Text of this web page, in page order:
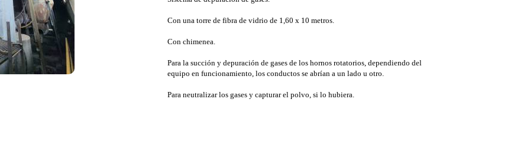
Con una torre de fibra de vidrio de 1,60 x 10 metros.
Con chimenea.
Para la succión y depuración de gases de los hornos rotatorios, dependiendo del
equipo en funcionamiento, los conductos se abrían a un lado u otro.
Para neutralizar los gases y capturar el polvo, si lo hubiera.